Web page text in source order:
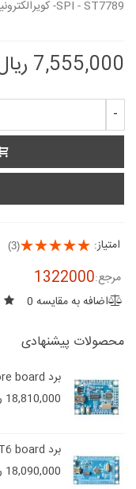
SPI - ST7789- کویرالکترونیک
7,555,000 ریال
-
امتیاز: (3)
مرجع:1322000
اضافه به مقایسه 0
محصولات پیشنهادی
برد STM32F030F4P6 Core board
18,810,000 ریال
برد STM32F103C8T6 board
18,090,000 ریال